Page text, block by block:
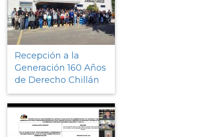
Recepción a la
Generación 160 Años
de Derecho Chillán